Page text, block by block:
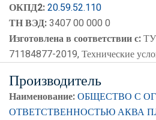
ОКПД2:20.59.52.110
ТН ВЭД:3407 00 000 0
Изготовлена в соответствии с:
71184877-2019, Технические
Производитель
Наименование:ОБЩЕСТВО С
ОТВЕТСТВЕННОСТЬЮ АКВА